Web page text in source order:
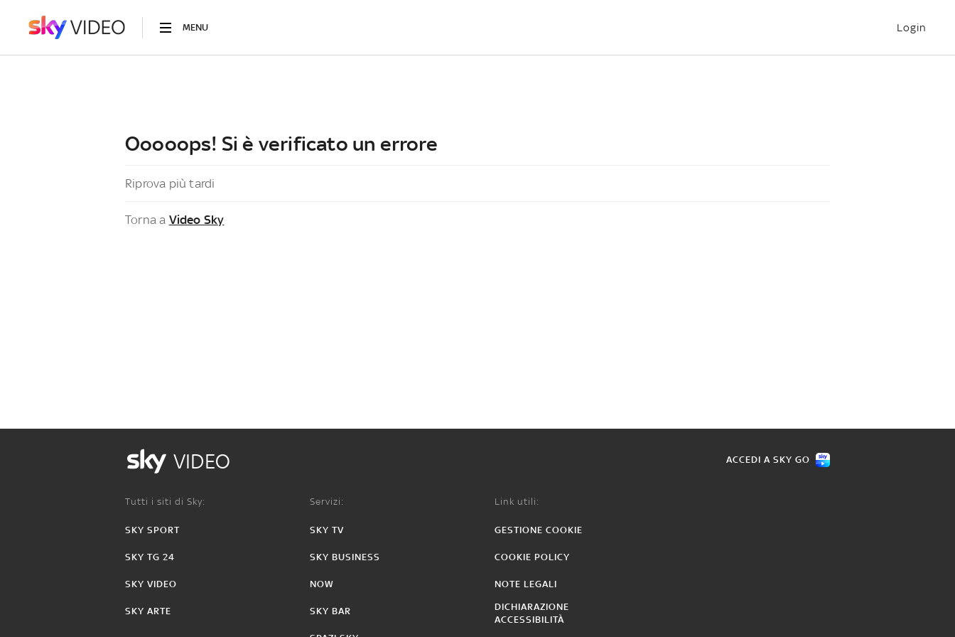
MENU Login
Ooooops! Si è verificato un errore
Riprova più tardi
Torna a Video Sky
VIDEO ACCEDI A SKY GO
Tutti i siti di Sky:
SKY SPORT
SKY TG 24
SKY VIDEO
SKY ARTE
Servizi:
SKY TV
SKY BUSINESS
NOW
SKY BAR
Link utili:
GESTIONE COOKIE
COOKIE POLICY
NOTE LEGALI
DICHIARAZIONE
ACCESSIBILITÀ